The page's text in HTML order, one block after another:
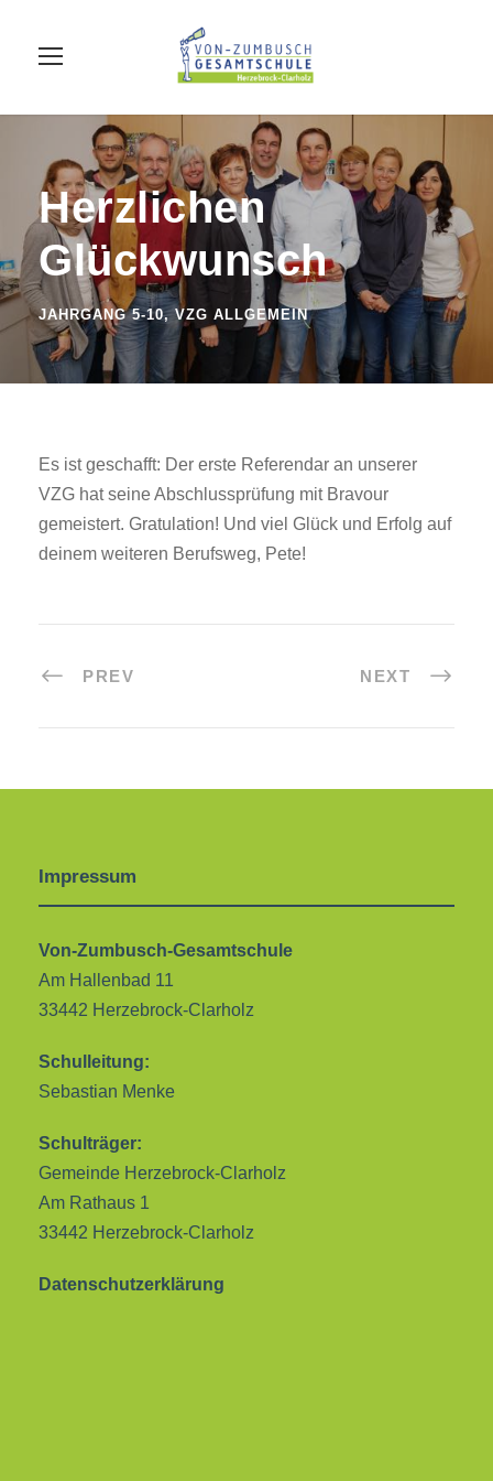
Herzlichen
Glückwunsch
JAHRGANG 5-10, VZG ALLGEMEIN
Es ist geschafft: Der erste Referendar an unserer
VZG hat seine Abschlussprüfung mit Bravour
gemeistert. Gratulation! Und viel Glück und Erfolg auf
deinem weiteren Berufsweg, Pete!
PREV NEXT
Impressum
Von-Zumbusch-Gesamtschule
Am Hallenbad 11
33442 Herzebrock-Clarholz
Schulleitung:
Sebastian Menke
Schulträger:
Gemeinde Herzebrock-Clarholz
Am Rathaus 1
33442 Herzebrock-Clarholz
Datenschutzerklärung